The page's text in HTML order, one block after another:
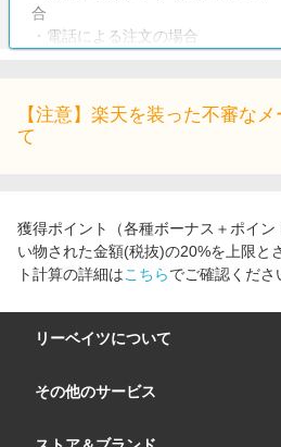
合
・電話による注文の場合
からの購入
・ウイルスバスター クラウド、ウ
・ウイルスバスター トータルセキ
ミアム あんしん自動更新付き製品
・トレンドマイクロ・オンラインシ
・月額更新製品の2ヵ月目以降の購
・本人以外のご注文
・コールセンター経由の注文
【注意】楽天を装った不審な
て
獲得ポイント（各種ボーナス＋ポイ
い物された金額(税抜)の20%を上限と
ト計算の詳細はこちらでご確認くださ
リーベイツについて
会社概要
その他のサービス
楽天市場